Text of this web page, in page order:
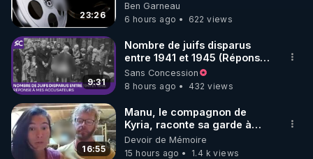
23:26
Ben Garneau
6 hours ago
622 views
9:31
Nombre de juifs disparus
entre 1941 et 1945 (Réponse
à mes accusateurs)
Sans Concession
8 hours ago
432 views
16:55
Manu, le compagnon de
Kyria, raconte sa garde à
vue musclée. PARTAGEZ!
Devoir de Mémoire
15 hours ago
1.4 k views